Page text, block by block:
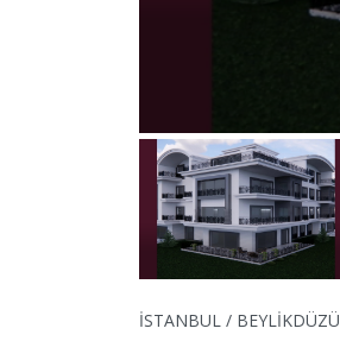
İSTANBUL / BEYLİKDÜZÜ